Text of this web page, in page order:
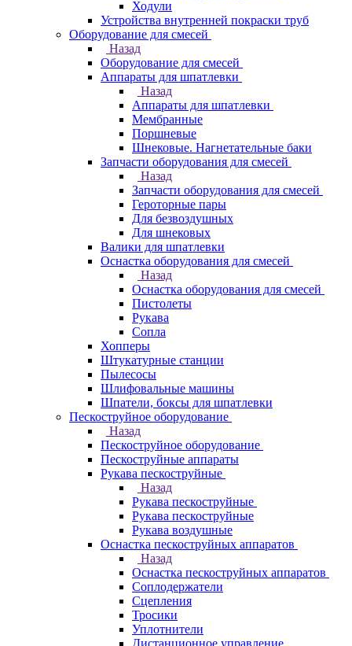
Ходули
Устройства внутренней покраски труб
Оборудование для смесей
Назад
Оборудование для смесей
Аппараты для шпатлевки
Назад
Аппараты для шпатлевки
Мембранные
Поршневые
Шнековые. Нагнетательные баки
Запчасти оборудования для смесей
Назад
Запчасти оборудования для смесей
Героторные пары
Для безвоздушных
Для шнековых
Валики для шпатлевки
Оснастка оборудования для смесей
Назад
Оснастка оборудования для смесей
Пистолеты
Рукава
Сопла
Хопперы
Штукатурные станции
Пылесосы
Шлифовальные машины
Шпатели, боксы для шпатлевки
Пескоструйное оборудование
Назад
Пескоструйное оборудование
Пескоструйные аппараты
Рукава пескоструйные
Назад
Рукава пескоструйные
Рукава пескоструйные
Рукава воздушные
Оснастка пескоструйных аппаратов
Назад
Оснастка пескоструйных аппаратов
Соплодержатели
Сцепления
Тросики
Уплотнители
Дистанционное управление